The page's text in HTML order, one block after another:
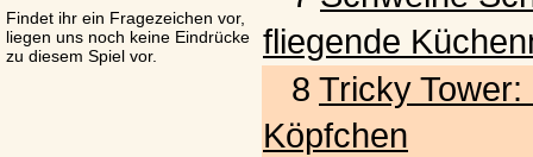
Findet ihr ein Fragezeichen vor,
liegen uns noch keine Eindrücke
zu diesem Spiel vor.
fliegende
8 Tricky
Köpfchen